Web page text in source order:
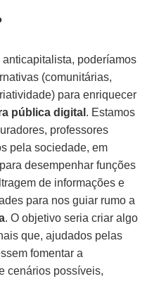
poderíamos
(comunitárias,
para enriquecer
pública digital . Estamos
professores
pela sociedade, em
desempenhar funções
de informações e
para nos guiar rumo a
. O objetivo seria criar algo
que, ajudados pelas
fomentar a
cenários possíveis,